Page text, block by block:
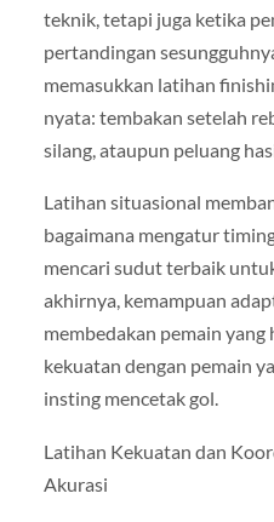
teknik, tetapi juga ketika
pertandingan
memasukkan latihan
nyata: tembakan setelah
silang, ataupun peluang
Latihan situasional
bagaimana mengatur
mencari sudut terbaik
akhirnya, kemampuan
membedakan pemain yang
kekuatan dengan pemain
insting mencetak gol.
Latihan Kekuatan dan
Akurasi